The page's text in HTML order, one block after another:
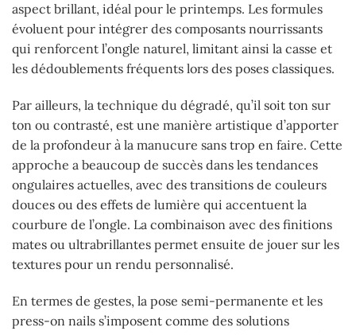
aspect brillant, idéal pour le printemps. Les formules
évoluent pour intégrer des composants nourrissants
qui renforcent l’ongle naturel, limitant ainsi la casse et
les dédoublements fréquents lors des poses classiques.
Par ailleurs, la technique du dégradé, qu’il soit ton sur
ton ou contrasté, est une manière artistique d’apporter
de la profondeur à la manucure sans trop en faire. Cette
approche a beaucoup de succès dans les tendances
ongulaires actuelles, avec des transitions de couleurs
douces ou des effets de lumière qui accentuent la
courbure de l’ongle. La combinaison avec des finitions
mates ou ultrabrillantes permet ensuite de jouer sur les
textures pour un rendu personnalisé.
En termes de gestes, la pose semi-permanente et les
press-on nails s’imposent comme des solutions